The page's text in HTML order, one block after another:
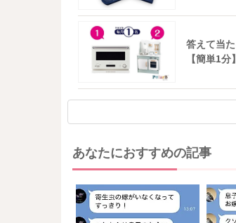
答えて当
【簡単1
あなたにおすすめの記事